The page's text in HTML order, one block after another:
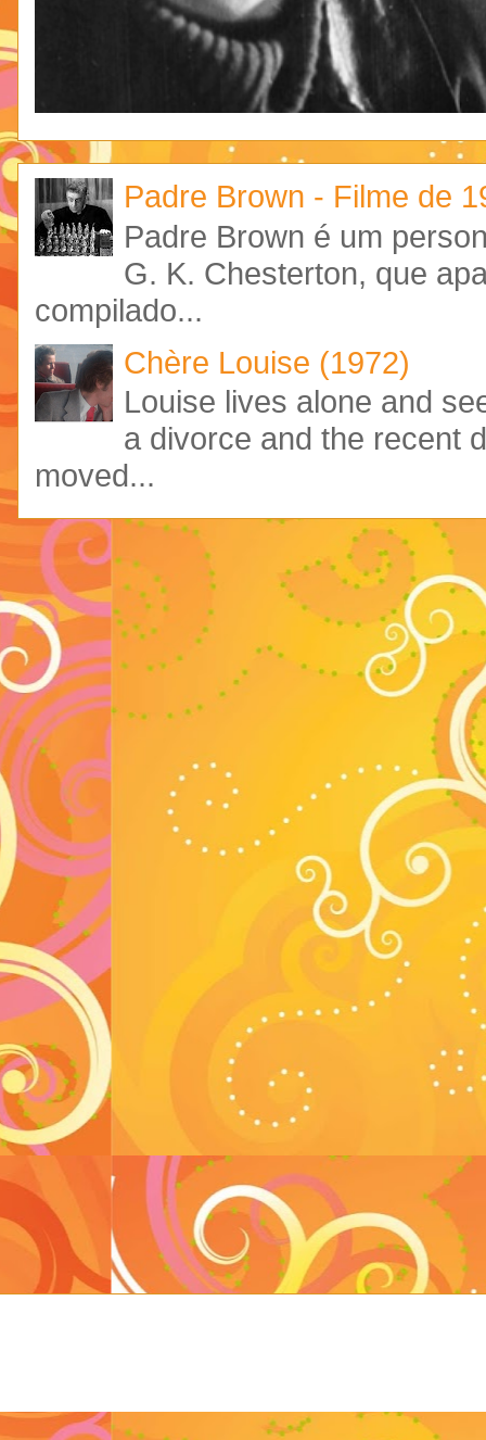
Padre Brown - Filme de
Padre Brown é um
G. K. Chesterton, que
compilado...
Chère Louise (1972)
Louise lives alone and
a divorce and the recent
moved...